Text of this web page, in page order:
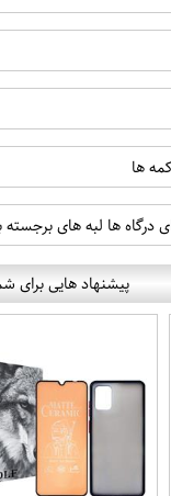
ها
درگاه ها لبه های
پیشنهاد هایی برای